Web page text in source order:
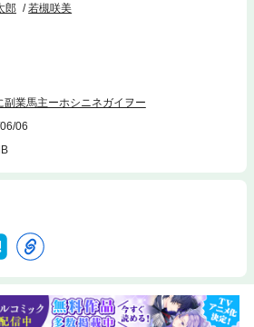
郎
若槻咲美
副業馬主ーホシニネガイヲー
06